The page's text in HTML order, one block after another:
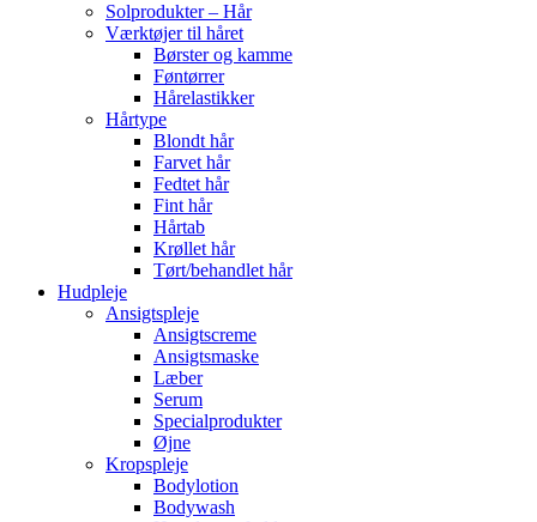
Solprodukter – Hår
Værktøjer til håret
Børster og kamme
Føntørrer
Hårelastikker
Hårtype
Blondt hår
Farvet hår
Fedtet hår
Fint hår
Hårtab
Krøllet hår
Tørt/behandlet hår
Hudpleje
Ansigtspleje
Ansigtscreme
Ansigtsmaske
Læber
Serum
Specialprodukter
Øjne
Kropspleje
Bodylotion
Bodywash